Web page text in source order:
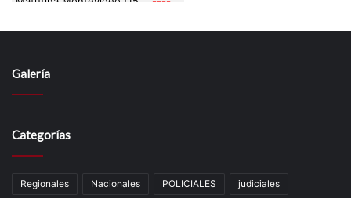
Galería
Categorías
Regionales Nacionales POLICIALES judiciales